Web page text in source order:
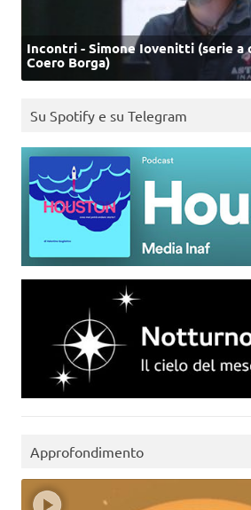
Incontri - Simone Iovenitti (serie a
Coero Borga)
Su Spotify e su Telegram
Approfondimento